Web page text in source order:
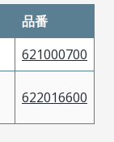
品番
621000700
622016600